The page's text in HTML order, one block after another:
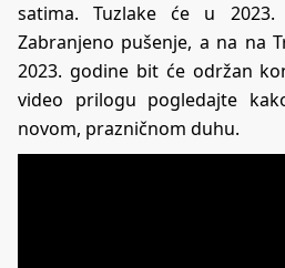
satima. Tuzlake će u
Zabranjeno pušenje, a na na
2023. godine bit će održan
video prilogu pogledajte
novom, prazničnom duhu.